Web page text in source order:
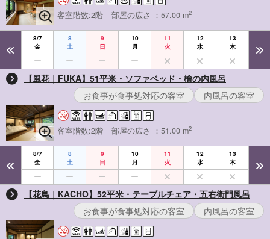
客室階数:2階 部屋の広さ ：57.00 m2
8/7
金
8
土
9
日
10
月
11
火
12
水
13
木
【風花｜FUKA】51平米・ソファベッド・檜の内風呂
お食事が食事処対応の客室
内風呂の客室
客室階数:2階 部屋の広さ ：51.00 m2
8/7
金
8
土
9
日
10
月
11
火
12
水
13
木
【花鳥｜KACHO】52平米・テーブルチェア・五右衛門風呂
お食事が食事処対応の客室
内風呂の客室